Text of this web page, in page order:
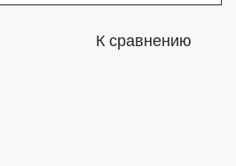
К сравнению